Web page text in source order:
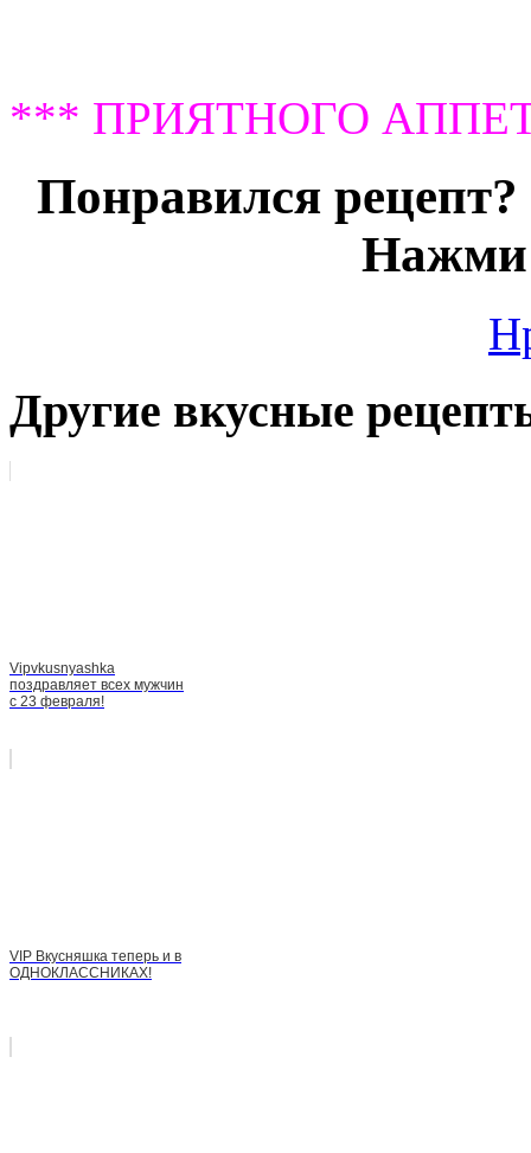
*** ПРИЯТНОГО
Понравился
Нажми
Другие вкусные
Vipvkusnyashka
поздравляет всех мужчин
с 23 февраля!
VIP Вкусняшка теперь и в
ОДНОКЛАССНИКАХ!